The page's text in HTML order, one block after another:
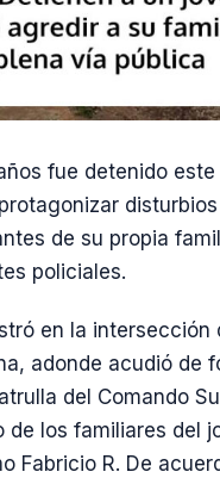
fue detenido
de su propia
policiales.
en la intersección
adonde acudió de
del Comando
de los familiares del
Fabricio R. De